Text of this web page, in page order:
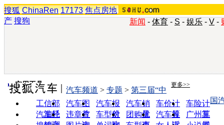
搜狐 ChinaRen 17173 焦点房地
产 搜狗 新闻 - 体育 - S - 娱乐 - V -
实用工具 更多>>
工信部
油耗
汽车图
片
汽车报
价
汽车销
量
车价计
算
车险计
算
汽车经
违章查
车型对
团购优
汽车投
广州车
汽车频道 > 专题 > 第三届“中
国